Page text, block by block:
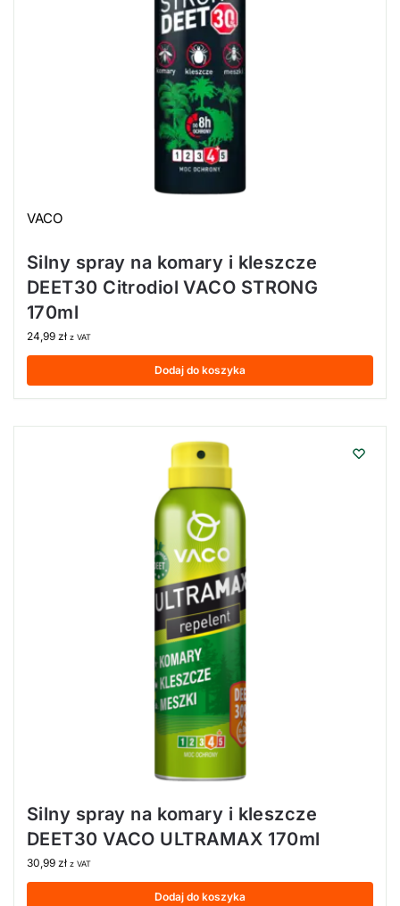
VACO
Silny spray na komary i kleszcze
DEET30 Citrodiol VACO STRONG
170ml
24,99 zł z VAT
Dodaj do koszyka
Silny spray na komary i kleszcze
DEET30 VACO ULTRAMAX 170ml
30,99 zł z VAT
Dodaj do koszyka